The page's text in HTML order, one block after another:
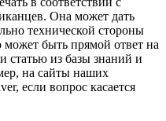
Она может дать
технической стороны
быть прямой ответ на
статью из базы знаний и
на сайты наших
если вопрос касается